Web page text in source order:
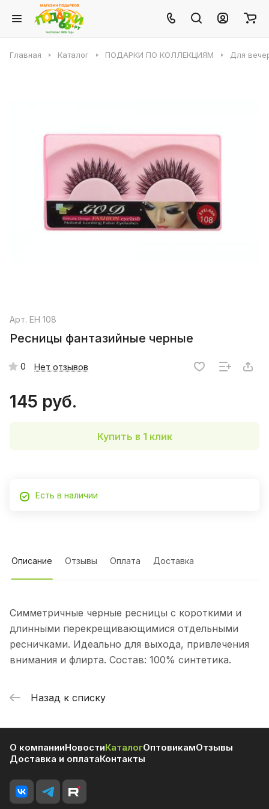
Главная Каталог ПОДАРКИ ПО КОЛЛЕКЦИЯМ Для
Арт. EH 108
Ресницы фантазийные черные
0 Нет отзывов
145 руб.
Купить в 1 клик
Есть в наличии
Описание Отзывы Оплата Доставка
Симметричные черные ресницы с короткими и
длинными перекрещивающимися отдельными
ресничками. Идеально для выхода, привлечения
внимания и флирта. Состав: 100% синтетика.
Назад к списку
О компанииНовостиКаталогОптовикамОтзывы
Доставка и оплатаКонтакты